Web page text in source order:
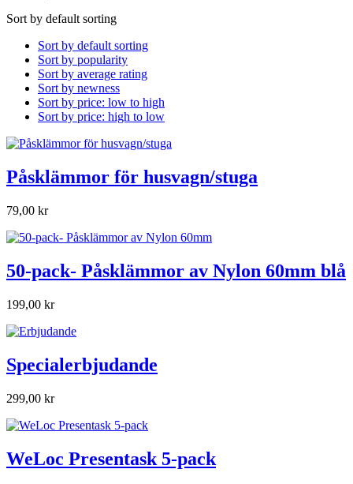
Sort by default sorting
Sort by default sorting
Sort by popularity
Sort by average rating
Sort by newness
Sort by price: low to high
Sort by price: high to low
Påsklämmor för husvagn/stuga
79,00 kr
50-pack- Påsklämmor av Nylon 60mm blå
199,00 kr
Specialerbjudande
299,00 kr
WeLoc Presentask 5-pack